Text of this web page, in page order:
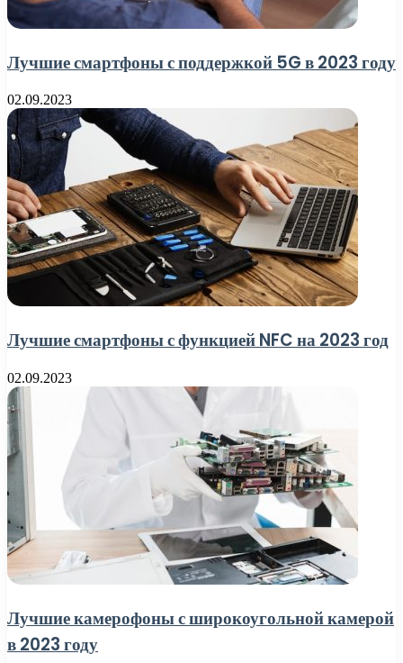
Лучшие смартфоны с поддержкой 5G в 2023 году
02.09.2023
Лучшие смартфоны с функцией NFC на 2023 год
02.09.2023
Лучшие камерофоны с широкоугольной камерой
в 2023 году